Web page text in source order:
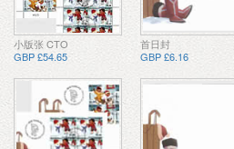
小版张 CTO
GBP £54.65
首日封
GBP £6.16